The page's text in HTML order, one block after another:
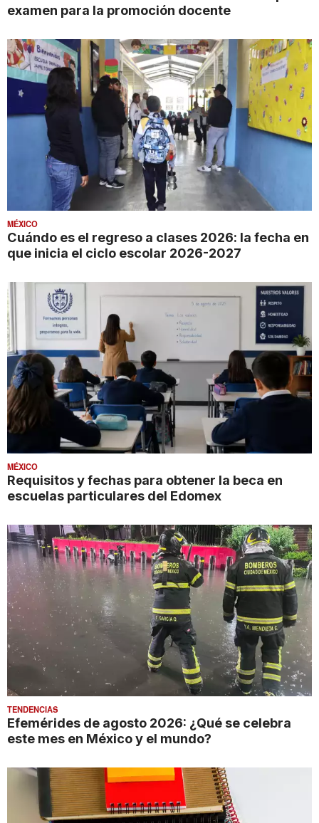
examen para la promoción docente
MÉXICO
Cuándo es el regreso a clases 2026: la fecha en
que inicia el ciclo escolar 2026-2027
MÉXICO
Requisitos y fechas para obtener la beca en
escuelas particulares del Edomex
TENDENCIAS
Efemérides de agosto 2026: ¿Qué se celebra
este mes en México y el mundo?